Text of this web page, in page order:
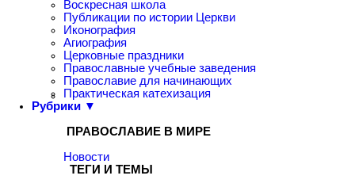
Воскресная школа
Публикации по истории Церкви
Иконография
Агиография
Церковные праздники
Православные учебные заведения
Православие для начинающих
Практическая катехизация
Рубрики ▼
ПРАВОСЛАВИЕ В МИРЕ
Новости
ТЕГИ И ТЕМЫ